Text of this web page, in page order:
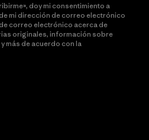
doy mi consentimiento a
mi dirección de correo electrónico
correo electrónico acerca de
originales, información sobre
más de acuerdo con la